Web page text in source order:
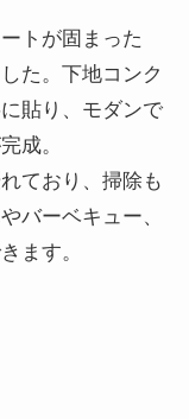
トが固まった
た。下地コンク
貼り、モダンで
成。
ており、掃除も
バーベキュー、
ます。